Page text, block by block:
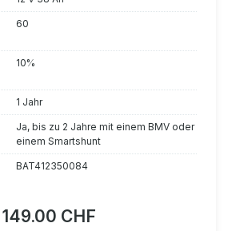
60
10%
1 Jahr
Ja, bis zu 2 Jahre mit einem BMV oder
einem Smartshunt
BAT412350084
149.00 CHF